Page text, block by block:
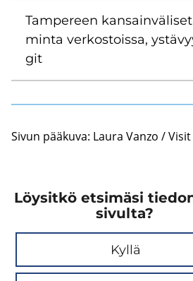
Tam­pe­reen
min­ta ver­kos­tois­sa,
git
Sivun pää­ku­va: Laura Vanzo /
Löysitkö etsimäsi
sivulta?
Kyllä